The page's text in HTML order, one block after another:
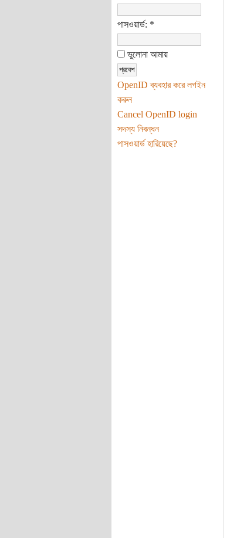
পাসওয়ার্ড: *
ভুলোনা আমায়
OpenID ব্যবহার করে লগইন
করুন
Cancel OpenID login
সদস্য নিবন্ধন
পাসওয়ার্ড হারিয়েছে?